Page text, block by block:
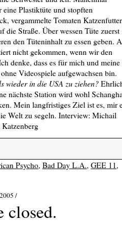
Plastiktüte und stopften
vergammelte Tomaten
die Straße. Über wessen Tüte zuerst
den Tüteninhalt zu essen geben.
nicht gekommen, wenn wir den
denke, dass es für mich und meine
Videospiele aufgewachsen bin.
wieder in die USA zu ziehen?
nächste Station wird wohl
Mein langfristiges Ziel ist es, mir
Welt zu segeln. Interview: Michail
Katzenberg
Psycho, Bad Day L.A., GEE 11,
/
closed.